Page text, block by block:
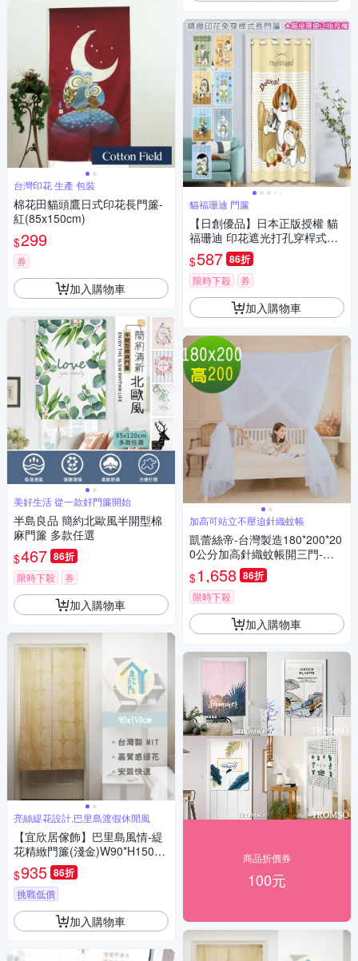
台灣印花 生產 包裝
棉花田貓頭鷹日式印花長門簾-
紅(85x150cm)
$299
券
加入購物車
美好生活 從一款好門簾開始
半島良品 簡約北歐風半開型棉
麻門簾 多款任選
$467 86折
限時下殺 券
加入購物車
亮絲緹花設計,巴里島渡假休閒風
【宜欣居傢飾】巴里島風情-緹
花精緻門簾(淺金)W90*H150c
m/風水簾/台灣製MIT
$935 86折
挑戰低價
加入購物車
貓福珊迪 門簾
【日創優品】日本正版授權 貓
福珊迪 印花遮光打孔穿桿式長
門簾150*200cm(門簾/風水簾/
長門簾/拉簾/窗簾)
$587 86折
限時下殺 券
加入購物車
加高可站立不壓迫針織蚊帳
凱蕾絲帝-台灣製造180*200*20
0公分加高針織蚊帳開三門-粉
藍
$1,658 86折
限時下殺
加入購物車
商品折價券
100元